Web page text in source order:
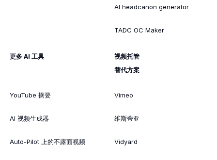
AI headcanon generator
TADC OC Maker
更多 AI 工具
YouTube 摘要
AI 视频生成器
Auto-Pilot 上的不露面视频
视频托管
替代方案
Vimeo
维斯蒂亚
Vidyard